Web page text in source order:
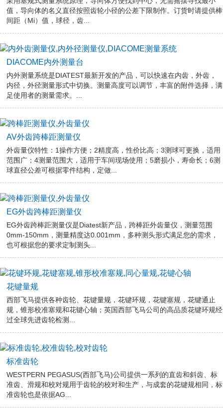
值，导向体的名义直径按照齿轮小径的公差下限制作。订货时请提供棒
间距（Mi）值，球径，齿...
DIACOME内外测量台
内外测量系统是DIATEST最新开发的产品，可以快速在内齿，外齿，
内径，外径测量形式中切换。测量高度可以调节，丰富的附件选择，满
足使用者的测量需求。...
AV外齿跨棒距测量仪
外齿量仪特性：1操作方便；2精度高，性价比高；3测球可更换，适用
范围广；4测量范围大，适用于车间现场使用；5磨损小，寿命长；6测
球直径公差可根据零件结构，定做...
EG外齿跨棒距测量仪
EG外齿跨棒距测量仪是Diatest新产品，跨棒距外齿量仪，测量范围
0mm-150mm，测量精度达0.001mm，多种测头形式满足您的需求，
也可根据您的要求定制测头...
花键量规
西部飞马提供各种齿轮、花键量规，花键环规，花键塞规，花键通止
规，锥形校准塞规和花键心轴；英国西部飞马公司的高品质花键环规经
过全球先进齿轮检测...
标准齿轮
WESTPERN PEGASUS(西部飞马)公司提供一系列的直齿和斜齿、标
准齿、滑规和校对规用于齿轮的校对和生产，与成套的花键规相同，标
准齿轮也是依据AG...